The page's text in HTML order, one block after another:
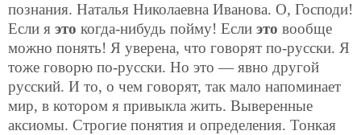
познания. Наталья Николаевна Иванова. О, Господи!
Если я это когда-нибудь пойму! Если это вообще
можно понять! Я уверена, что говорят по-русски. Я
тоже говорю по-русски. Но это — явно другой
русский. И то, о чем говорят, так мало напоминает
мир, в котором я привыкла жить. Выверенные
аксиомы. Строгие понятия и определения. Тонкая